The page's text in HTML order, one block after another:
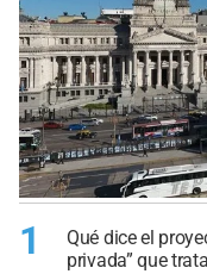
1
Qué dice el
privada” que